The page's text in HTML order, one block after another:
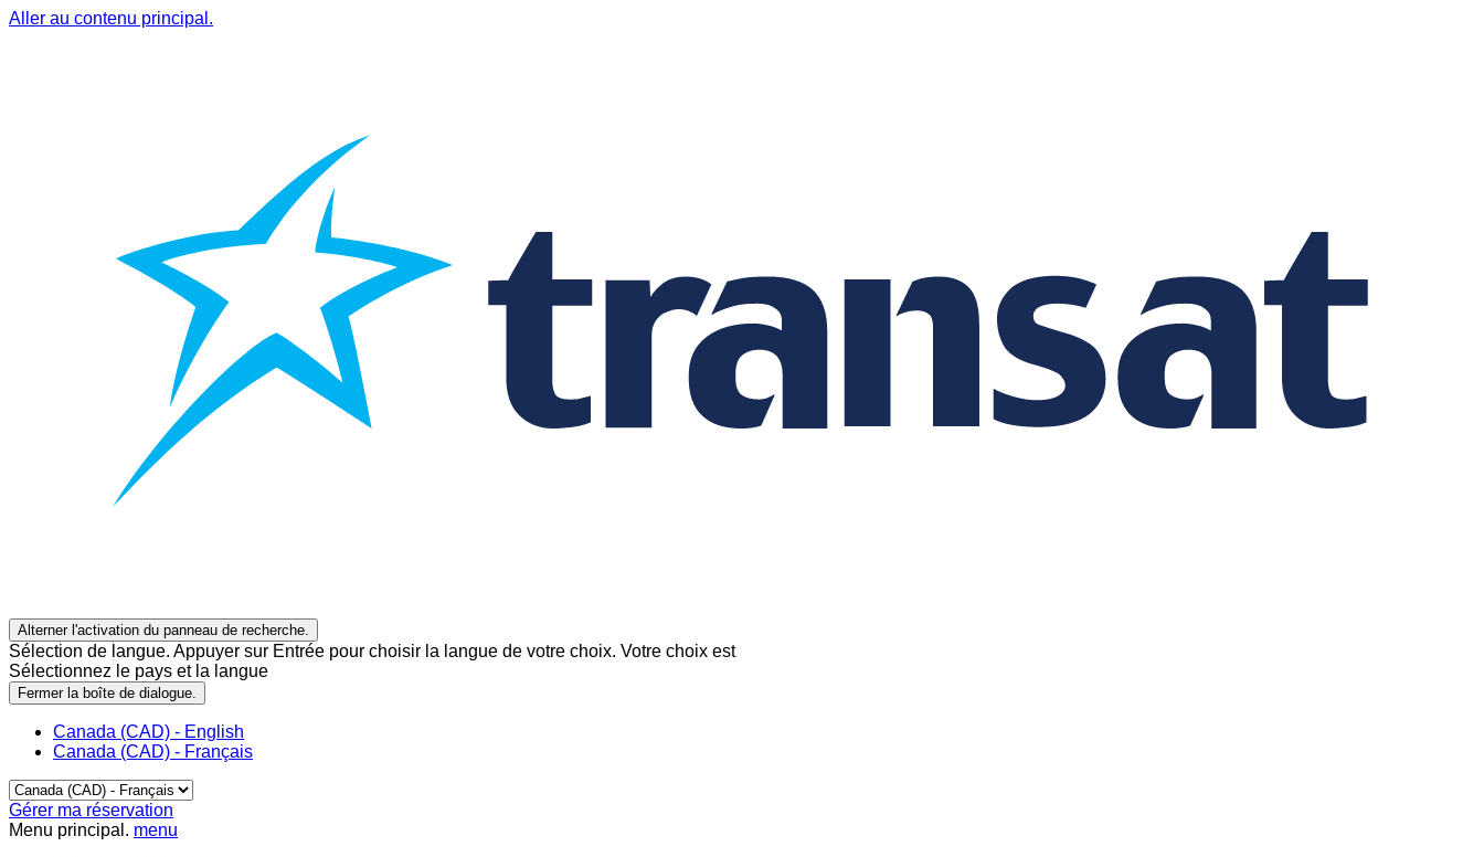
Aller au contenu principal.
Alterner l'activation du panneau de recherche.
Sélection de langue. Appuyer sur Entrée pour choisir la langue de votre choix. Votre choix est
Sélectionnez le pays et la langue
Fermer la boîte de dialogue.
Canada (CAD) - English
Canada (CAD) - Français
Gérer ma réservation
Menu principal. menu